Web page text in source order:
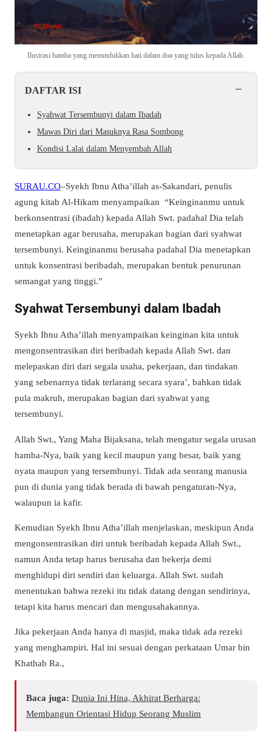
Ilustrasi hamba yang menundukkan hati dalam doa yang tulus kepada Allah.
DAFTAR ISI −
Syahwat Tersembunyi dalam Ibadah
Mawas Diri dari Masuknya Rasa Sombong
Kondisi Lalai dalam Menyembah Allah
SURAU.CO–Syekh Ibnu Atha’illah as-Sakandari, penulis
agung kitab Al-Hikam menyampaikan “Keinginanmu untuk
berkonsentrasi (ibadah) kepada Allah Swt. padahal Dia telah
menetapkan agar berusaha, merupakan bagian dari syahwat
tersembunyi. Keinginanmu berusaha padahal Dia menetapkan
untuk konsentrasi beribadah, merupakan bentuk penurunan
semangat yang tinggi.”
Syahwat Tersembunyi dalam Ibadah
Syekh Ibnu Atha’illah menyampaikan keinginan kita untuk
mengonsentrasikan diri beribadah kepada Allah Swt. dan
melepaskan diri dari segala usaha, pekerjaan, dan tindakan
yang sebenarnya tidak terlarang secara syara’, bahkan tidak
pula makruh, merupakan bagian dari syahwat yang
tersembunyi.
Allah Swt., Yang Maha Bijaksana, telah mengatur segala urusan
hamba-Nya, baik yang kecil maupun yang besar, baik yang
nyata maupun yang tersembunyi. Tidak ada seorang manusia
pun di dunia yang tidak berada di bawah pengaturan-Nya,
walaupun ia kafir.
Kemudian Syekh Ibnu Atha’illah menjelaskan, meskipun Anda
mengonsentrasikan diri untuk beribadah kepada Allah Swt.,
namun Anda tetap harus berusaha dan bekerja demi
menghidupi diri sendiri dan keluarga. Allah Swt. sudah
menentukan bahwa rezeki itu tidak datang dengan sendirinya,
tetapi kita harus mencari dan mengusahakannya.
Jika pekerjaan Anda hanya di masjid, maka tidak ada rezeki
yang menghampiri. Hal ini sesuai dengan perkataan Umar bin
Khathab Ra.,
Baca juga: Dunia Ini Hina, Akhirat Berharga:
Membangun Orientasi Hidup Seorang Muslim